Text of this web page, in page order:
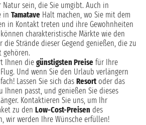
sein, die Sie umgibt. Auch in
in Tamatave Halt machen, wo Sie mit dem
in Kontakt treten und ihre Gewohnheiten
charakteristische Märkte wie den
die Strände dieser Gegend genießen, die zu
gehören.
Ihnen die günstigsten Preise für Ihre
Und wenn Sie den Urlaub verlängern
Lassen Sie sich das Resortoder das
Ihnen passt, und genießen Sie dieses
Kontaktieren Sie uns, um Ihr
zu den Low-Cost-Preisen des
wir werden Ihre Wünsche erfüllen!